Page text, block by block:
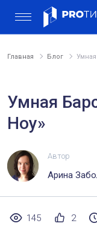
Главная Блог
Умная
Ноу»
Автор
Арина
145 2